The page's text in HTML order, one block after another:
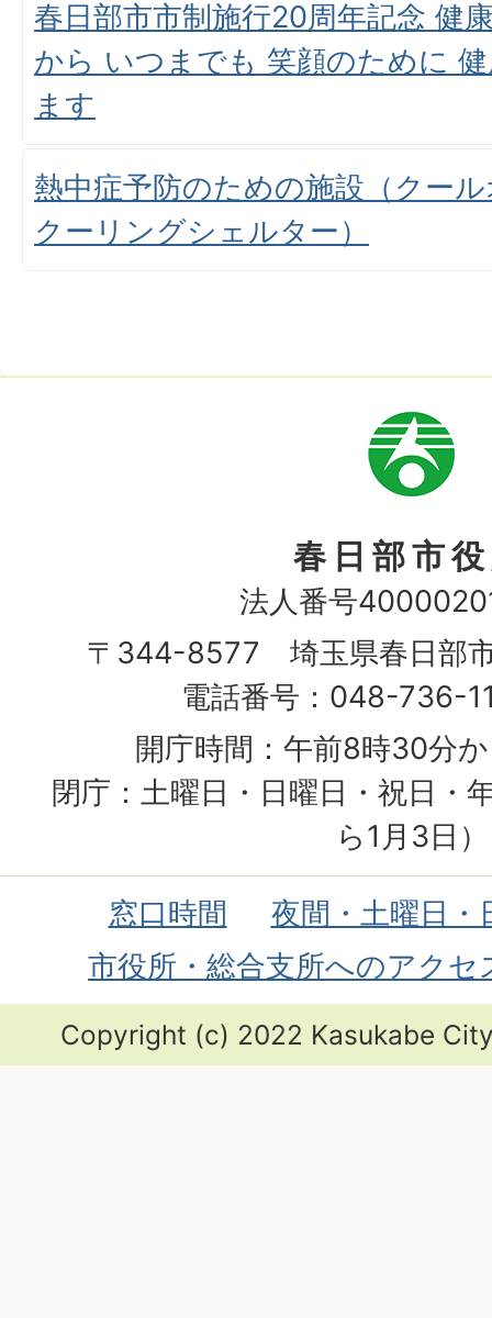
春日部市市制施行20周年記念 健
から いつまでも 笑顔のために
ます
熱中症予防のための施設（クー
クーリングシェルター）
市
章
春日部市
法人番号
〒344-8577 埼玉県春日部
電話番号：048-736-
開庁時間：午前8時30分
閉庁：土曜日・日曜日・祝日・
ら1月3日）
窓口時間
夜間・土曜日・
市役所・総合支所へのアクセ
Copyright (c) 2022 Kasukabe